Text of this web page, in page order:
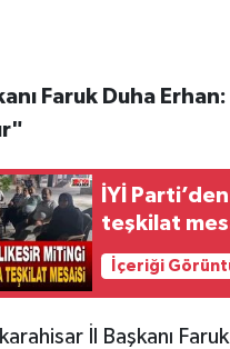
Faruk Duha
İYİ
teşkilat
İçeriği
İl Başkanı